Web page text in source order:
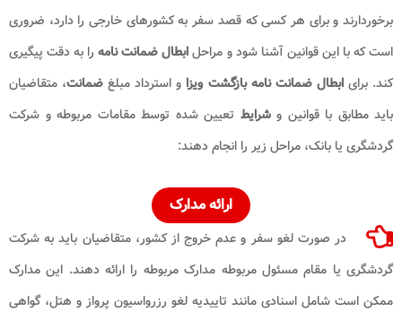
برخوردارند و برای هر کسی که قصد سفر به کشورهای خارجی را دارد، ضروری
است که با این قوانین آشنا شود و مراحلابطال ضمانت نامه را به دقت پیگیری
کند. برایابطال ضمانت نامه بازگشت ویزا و استرداد مبلغ ضمانت، متقاضیان
باید مطابق با قوانین وشرایط تعیین شده توسط مقامات مربوطه و شرکت
گردشگری یا بانک، مراحل زیر را انجام دهند:
ارائه مدارک
در صورت لغو سفر و عدم خروج از کشور، متقاضیان باید به شرکت
گردشگری یا مقام مسئول مربوطه مدارک مربوطه را ارائه دهند. این مدارک
ممکن است شامل اسنادی مانند تاییدیه لغو رزرواسیون پرواز و هتل، گواهی